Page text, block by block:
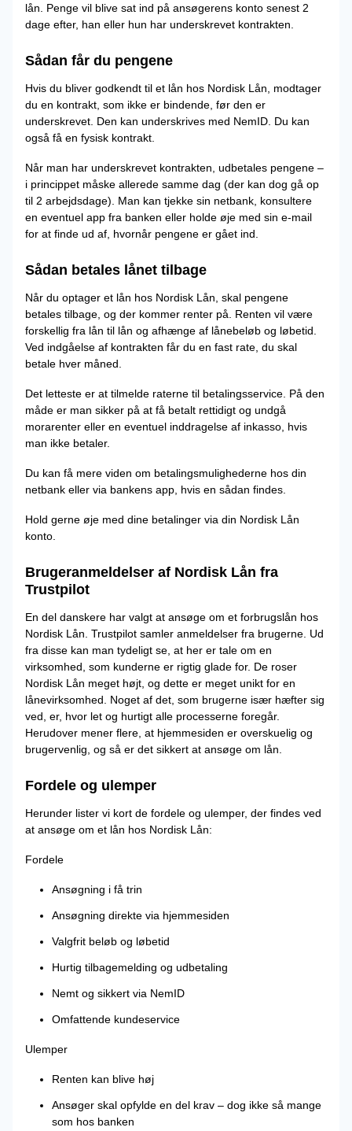
lån. Penge vil blive sat ind på ansøgerens konto senest 2
dage efter, han eller hun har underskrevet kontrakten.
Sådan får du pengene
Hvis du bliver godkendt til et lån hos Nordisk Lån, modtager
du en kontrakt, som ikke er bindende, før den er
underskrevet. Den kan underskrives med NemID. Du kan
også få en fysisk kontrakt.
Når man har underskrevet kontrakten, udbetales pengene –
i princippet måske allerede samme dag (der kan dog gå op
til 2 arbejdsdage). Man kan tjekke sin netbank, konsultere
en eventuel app fra banken eller holde øje med sin e-mail
for at finde ud af, hvornår pengene er gået ind.
Sådan betales lånet tilbage
Når du optager et lån hos Nordisk Lån, skal pengene
betales tilbage, og der kommer renter på. Renten vil være
forskellig fra lån til lån og afhænge af lånebeløb og løbetid.
Ved indgåelse af kontrakten får du en fast rate, du skal
betale hver måned.
Det letteste er at tilmelde raterne til betalingsservice. På den
måde er man sikker på at få betalt rettidigt og undgå
morarenter eller en eventuel inddragelse af inkasso, hvis
man ikke betaler.
Du kan få mere viden om betalingsmulighederne hos din
netbank eller via bankens app, hvis en sådan findes.
Hold gerne øje med dine betalinger via din Nordisk Lån
konto.
Brugeranmeldelser af Nordisk Lån fra
Trustpilot
En del danskere har valgt at ansøge om et forbrugslån hos
Nordisk Lån. Trustpilot samler anmeldelser fra brugerne. Ud
fra disse kan man tydeligt se, at her er tale om en
virksomhed, som kunderne er rigtig glade for. De roser
Nordisk Lån meget højt, og dette er meget unikt for en
lånevirksomhed. Noget af det, som brugerne især hæfter sig
ved, er, hvor let og hurtigt alle processerne foregår.
Herudover mener flere, at hjemmesiden er overskuelig og
brugervenlig, og så er det sikkert at ansøge om lån.
Fordele og ulemper
Herunder lister vi kort de fordele og ulemper, der findes ved
at ansøge om et lån hos Nordisk Lån:
Fordele
Ansøgning i få trin
Ansøgning direkte via hjemmesiden
Valgfrit beløb og løbetid
Hurtig tilbagemelding og udbetaling
Nemt og sikkert via NemID
Omfattende kundeservice
Ulemper
Renten kan blive høj
Ansøger skal opfylde en del krav – dog ikke så mange
som hos banken